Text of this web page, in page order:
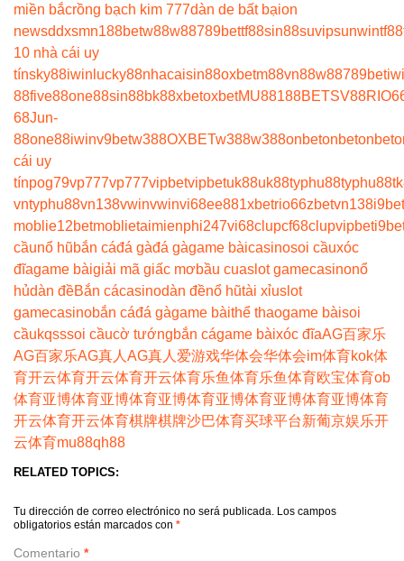
miền bắcrồng bạch kim 777dàn de bất bạion
newsddxsmn188betw88w88789bettf88sin88suvipsunwintf88
10 nhà cái uy
tínsky88iwin lucky88nhacaisin88oxbetm88vn88w88789bet
88five88one88sin88bk88xbetoxbetMU88188BETSV88
68Jun-
88one88iwinv9betw388OXBETw388w388onbetonbetonbet
cái uy
tínpog79vp777vp777vipbetvipbetuk88uk88typhu88typhu88
vntyphu88vn138vwinvwinvi68ee881xbetrio66zbetvn138
moblie12betmoblietaimienphi247vi68clupcf68clupvipbet
cầunổ hũbắn cáđá gàđá gàgame bàicasinosoi cầuxóc
đĩagame bàigiải mã giấc mơbầu cuaslot gamecasinonổ
hủdàn đềBắn cácasinodàn đềnổ hũtài xỉuslot
gamecasinobắn cáđá gàgame bàithể thaogame bàisoi
cầukqsssoi cầucờ tướngbắn cágame bàixóc đĩaAG百家乐
AG百家乐AG真人 AG真人 爱游戏华体会华体会im体育kok体
育开云体育开云体育开云体育乐鱼体育乐鱼体育欧宝体育ob
体育亚博体育亚博体育亚博体育亚博体育亚博体育亚博体育
开云体育开云体育棋牌棋牌沙巴体育买球平台新葡京娱乐开
云体育mu88qh88
RELATED TOPICS:
Tu dirección de correo electrónico no será publicada. Los campos
obligatorios están marcados con *
Comentario *